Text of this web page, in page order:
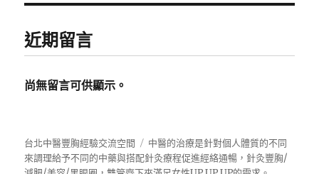
近期留言
尚無留言可供顯示。
台北中醫豐胸經驗交流空間
中醫的治療是針對個人體質的不同
來調理給予不同的中藥與搭配針灸療程促進經絡通暢，針灸豐胸/